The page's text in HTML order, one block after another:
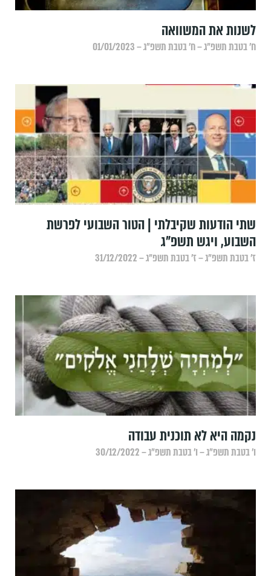
‏לשנות את המשוואה
ח׳ בטבת תשפ״ג – ח׳ בטבת תשפ״ג – 01/01/2023
שתי הודעות שקיבלתי | הטור השבועי לפרשת
השבוע, ויגש תשפ"ג
ז׳ בטבת תשפ״ג – ז׳ בטבת תשפ״ג – 31/12/2022
נקמה היא לא תוכנית עבודה
ו׳ בטבת תשפ״ג – ו׳ בטבת תשפ״ג – 30/12/2022